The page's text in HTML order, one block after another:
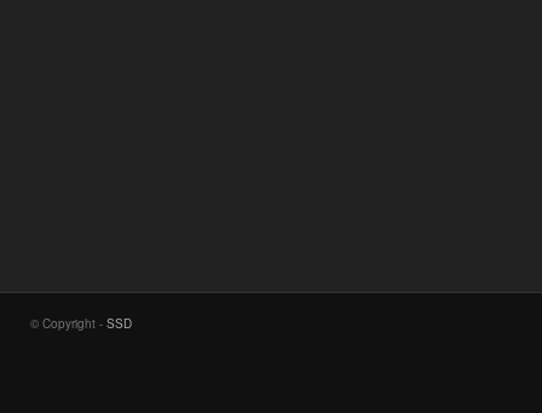
© Copyright - SSD